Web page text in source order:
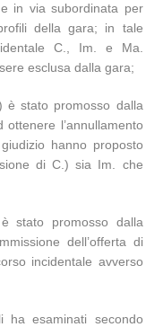
in via subordinata per
della gara; in tale
C., Im. e Ma.
esclusa dalla gara;
è stato promosso dalla
l’annullamento
hanno proposto
di C.) sia Im. che
stato promosso dalla
dell’offerta di
incidentale avverso
esaminati secondo